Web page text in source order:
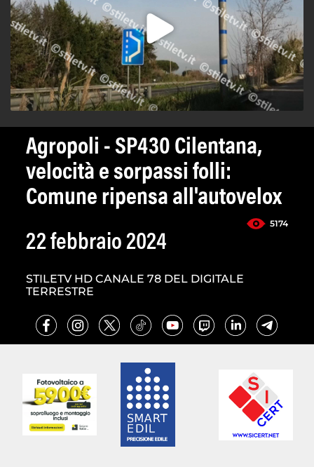
Agropoli - SP430 Cilentana,
velocità e sorpassi folli:
Comune ripensa all'autovelox
5174
22 febbraio 2024
STILETV HD CANALE 78 DEL DIGITALE
TERRESTRE